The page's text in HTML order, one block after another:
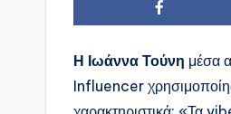
Η Ιωάννα Τούνη μέσα
Influencer